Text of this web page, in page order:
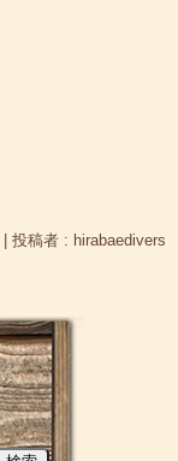
投稿者 : hirabaedivers